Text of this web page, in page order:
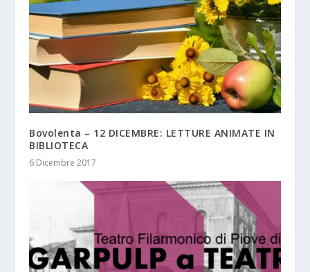
Bovolenta – 12 DICEMBRE: LETTURE ANIMATE IN
BIBLIOTECA
6 Dicembre 2017